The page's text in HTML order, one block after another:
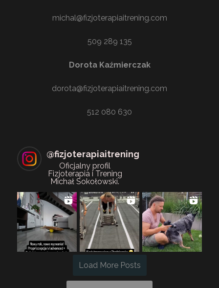
michal@fizjoterapiaitrening.com
509 289 135
Dorota Kaźmierczak
dorota@fizjoterapiaitrening.com
512 080 630
@fizjoterapiaitrening
Oficjalny profil
Fizjoterapia i Trening
Michał Sokołowski.
Load More Posts